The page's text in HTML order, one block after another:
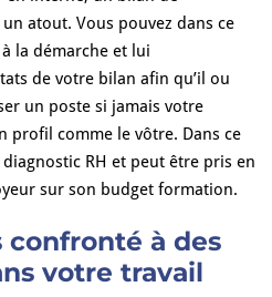
atout. Vous pouvez dans ce
la démarche et lui
de votre bilan afin qu’il ou
un poste si jamais votre
profil comme le vôtre. Dans ce
RH et peut être pris en
sur son budget formation.
confronté à des
votre travail